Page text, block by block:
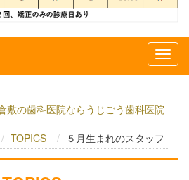
敷の歯科医院ならうじごう歯科医院
TOPICS ５月生まれのスタッフ